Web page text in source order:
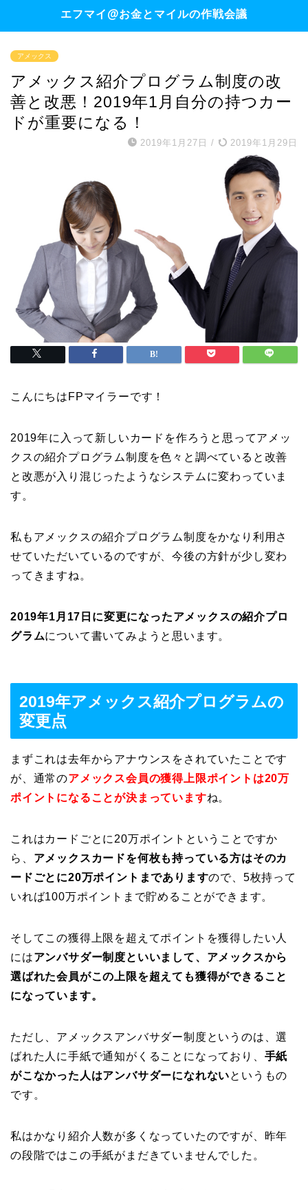
エフマイ@お金とマイルの作戦会議
アメックス
アメックス紹介プログラム制度の改
善と改悪！2019年1月自分の持つカー
ドが重要になる！
2019年1月27日 / 2019年1月29日
こんにちはFPマイラーです！
2019年に入って新しいカードを作ろうと思ってアメッ
クスの紹介プログラム制度を色々と調べていると改善
と改悪が入り混じったようなシステムに変わっていま
す。
私もアメックスの紹介プログラム制度をかなり利用さ
せていただいているのですが、今後の方針が少し変わ
ってきますね。
2019年1月17日に変更になったアメックスの紹介プロ
グラムについて書いてみようと思います。
2019年アメックス紹介プログラムの
変更点
まずこれは去年からアナウンスをされていたことです
が、通常のアメックス会員の獲得上限ポイントは20万
ポイントになることが決まっていますね。
これはカードごとに20万ポイントということですか
ら、 アメックスカードを何枚も持っている方はそのカ
ードごとに20万ポイントまでありますので、5枚持って
いれば100万ポイントまで貯めることができます。
そしてこの獲得上限を超えてポイントを獲得したい人
にはアンバサダー制度といいまして、アメックスから
選ばれた会員がこの上限を超えても獲得ができること
になっています。
ただし、アメックスアンバサダー制度というのは、選
ばれた人に手紙で通知がくることになっており、 手紙
がこなかった人はアンバサダーになれないというもの
です。
私はかなり紹介人数が多くなっていたのですが、昨年
の段階ではこの手紙がまだきていませんでした。